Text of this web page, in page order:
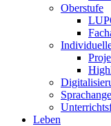
Oberstufe
Leben